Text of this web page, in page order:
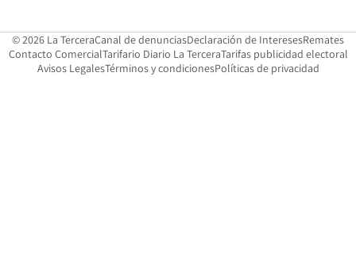
© 2026 La TerceraCanal de denunciasOpens in new window
Declaración de InteresesOpens in
Remates
Contacto ComercialOpens in new window
Tarifario Diario La TerceraOpens in new window
Tarifas publicidad electoral
Avisos LegalesOpens in new window
Términos y condicionesPolíticas de privacidad